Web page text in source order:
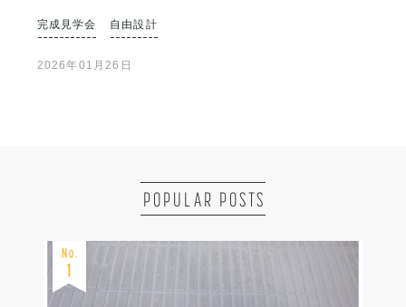
完成見学会 自由設計
2026年01月26日
POPULAR POSTS